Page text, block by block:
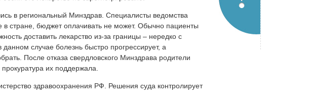
в региональный Минздрав. Специалисты ведомства
в стране, бюджет оплачивать не может. Обычно пациенты
доставить лекарство из-за границы – нередко с
случае болезнь быстро прогрессирует, а
После отказа свердловского Минздрава родители
их поддержала.
здравоохранения РФ. Решения суда контролирует